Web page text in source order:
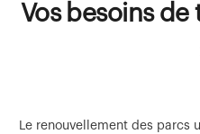
Vos besoins
Le renouvellement des parcs